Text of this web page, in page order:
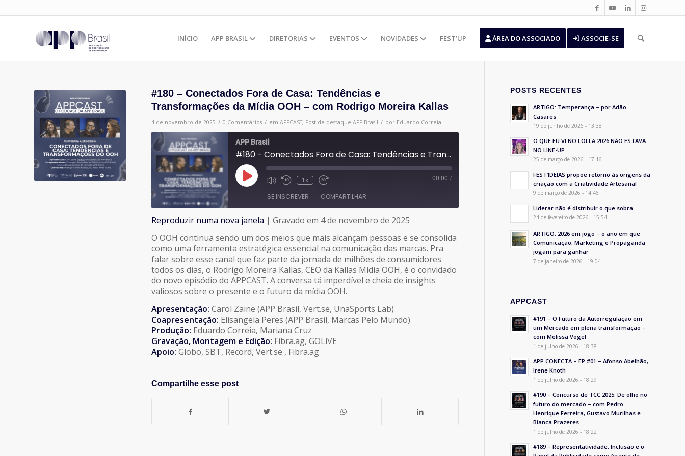
INÍCIO APP BRASIL DIRETORIAS EVENTOS NOVIDADES FEST’UP ÁREA DO ASSOCIADO ASSOCIE-SE
#180 – Conectados Fora de Casa: Tendências e
Transformações da Mídia OOH – com Rodrigo Moreira Kallas
4 de novembro de 2025 / 0 Comentários / em APPCAST, Post de destaque APP Brasil / por Eduardo Correia
APP Brasil
#180 - Conectados Fora de Casa: Tendências e Transformações da Mídia OOH - com Rodrigo Moreira Kallas
Reproduzir
episódio
1x 00:00 /
SE INSCREVER COMPARTILHAR
FEED RSS
LINK
INCORPORAR
Reproduzir numa nova janela | Gravado em 4 de novembro de 2025
O OOH continua sendo um dos meios que mais alcançam pessoas e se consolida
como uma ferramenta estratégica essencial na comunicação das marcas. Pra
falar sobre esse canal que faz parte da jornada de milhões de consumidores
todos os dias, o Rodrigo Moreira Kallas, CEO da Kallas Mídia OOH, é o convidado
do novo episódio do APPCAST. A conversa tá imperdível e cheia de insights
valiosos sobre o presente e o futuro da mídia OOH.
Apresentação: Carol Zaine (APP Brasil, Vert.se, UnaSports Lab)
Coapresentação: Elisangela Peres (APP Brasil, Marcas Pelo Mundo)
Produção: Eduardo Correia, Mariana Cruz
Gravação, Montagem e Edição: Fibra.ag, GOLiVE
Apoio: Globo, SBT, Record, Vert.se , Fibra.ag
Compartilhe esse post
POSTS RECENTES
ARTIGO: Temperança – por Adão
Casares
19 de junho de 2026 - 13:38
O QUE EU VI NO LOLLA 2026 NÃO ESTAVA
NO LINE-UP
25 de março de 2026 - 17:16
FEST’IDEIAS propõe retorno às origens da
criação com a Criatividade Artesanal
9 de março de 2026 - 14:46
Liderar não é distribuir o que sobra
24 de fevereiro de 2026 - 15:54
ARTIGO: 2026 em jogo – o ano em que
Comunicação, Marketing e Propaganda
jogam para ganhar
7 de janeiro de 2026 - 19:04
APPCAST
#191 – O Futuro da Autorregulação em
um Mercado em plena transformação –
com Melissa Vogel
1 de julho de 2026 - 18:38
APP CONECTA – EP #01 – Afonso Abelhão,
Irene Knoth
1 de julho de 2026 - 18:29
#190 – Concurso de TCC 2025: De olho no
futuro do mercado – com Pedro
Henrique Ferreira, Gustavo Murilhas e
Bianca Prazeres
1 de julho de 2026 - 18:22
#189 – Representatividade, Inclusão e o